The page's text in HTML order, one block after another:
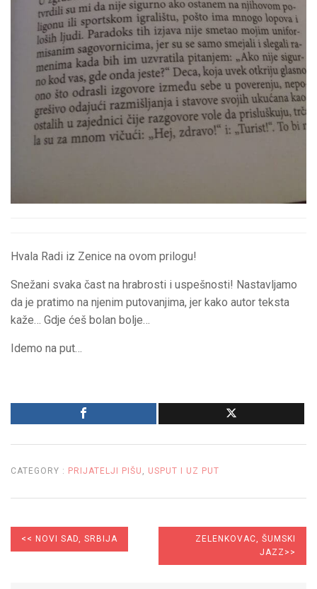
Hvala Radi iz Zenice na ovom prilogu!
Snežani svaka čast na hrabrosti i uspešnosti! Nastavljamo
da je pratimo na njenim putovanjima, jer kako autor teksta
kaže… Gdje ćeš bolan bolje…
Idemo na put…
CATEGORY : PRIJATELJI PIŠU , USPUT I UZ PUT
<< PREVIOUS
POST:
NOVI SAD, SRBIJA
NEXT
ZELENKOVAC, ŠUMSKI
JAZZ >>